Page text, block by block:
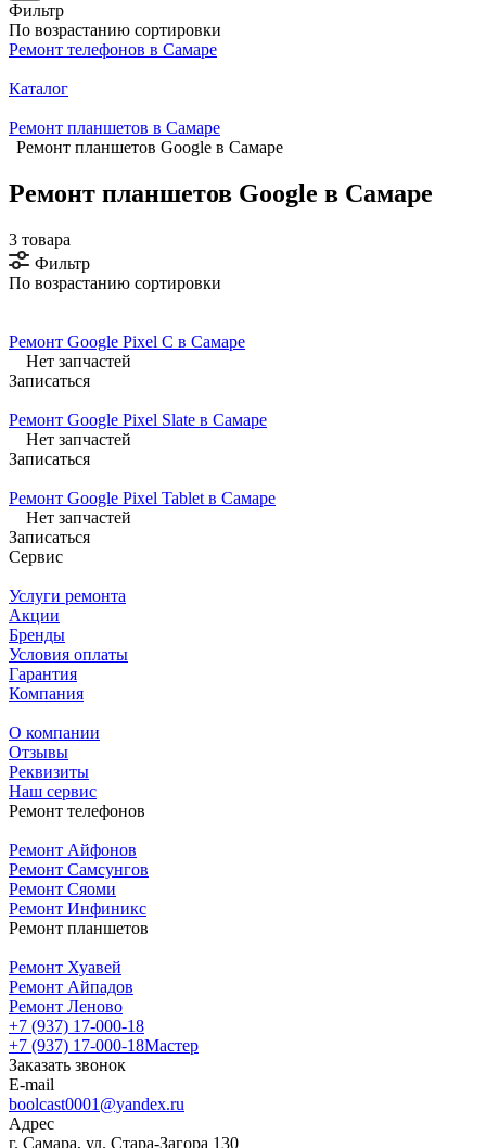
Фильтр
По возрастанию сортировки
Ремонт телефонов в Самаре
Каталог
Ремонт планшетов в Самаре
Ремонт планшетов Google в Самаре
Ремонт планшетов Google в Самаре
3 товара
Фильтр
По возрастанию сортировки
Ремонт Google Pixel C в Самаре
Нет запчастей
Записаться
Ремонт Google Pixel Slate в Самаре
Нет запчастей
Записаться
Ремонт Google Pixel Tablet в Самаре
Нет запчастей
Записаться
Сервис
Услуги ремонта
Акции
Бренды
Условия оплаты
Гарантия
Компания
О компании
Отзывы
Реквизиты
Наш сервис
Ремонт телефонов
Ремонт Айфонов
Ремонт Самсунгов
Ремонт Сяоми
Ремонт Инфиникс
Ремонт планшетов
Ремонт Хуавей
Ремонт Айпадов
Ремонт Леново
+7 (937) 17-000-18
+7 (937) 17-000-18Мастер
Заказать звонок
E-mail
boolcast0001@yandex.ru
Адрес
г. Самара, ул. Стара-Загора 130